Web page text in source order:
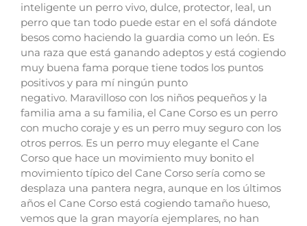
inteligente un perro vivo, dulce, protector, leal, un
perro que tan todo puede estar en el sofá dándote
besos como haciendo la guardia como un león. Es
una raza que está ganando adeptos y está cogiendo
muy buena fama porque tiene todos los puntos
positivos y para mí ningún punto
negativo. Maravilloso con los niños pequeños y la
familia ama a su familia, el Cane Corso es un perro
con mucho coraje y es un perro muy seguro con los
otros perros. Es un perro muy elegante el Cane
Corso que hace un movimiento muy bonito el
movimiento típico del Cane Corso sería como se
desplaza una pantera negra, aunque en los últimos
años el Cane Corso está cogiendo tamaño hueso,
vemos que la gran mayoría ejemplares, no han